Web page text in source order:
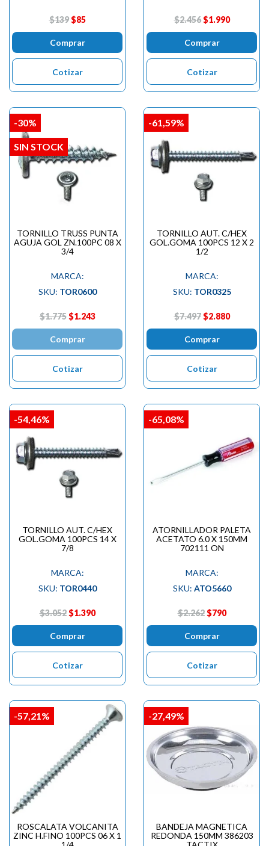
$139 $85
Comprar
Cotizar
$2.456 $1.990
Comprar
Cotizar
TORNILLO TRUSS PUNTA
AGUJA GOL ZN.100PC 08 X
3/4
MARCA:
SKU: TOR0600
$1.775 $1.243
Comprar
Cotizar
-30%
SIN STOCK
TORNILLO AUT. C/HEX
GOL.GOMA 100PCS 12 X 2
1/2
MARCA:
SKU: TOR0325
$7.497 $2.880
Comprar
Cotizar
-61,59%
TORNILLO AUT. C/HEX
GOL.GOMA 100PCS 14 X
7/8
MARCA:
SKU: TOR0440
$3.052 $1.390
Comprar
Cotizar
-54,46%
ATORNILLADOR PALETA
ACETATO 6.0 X 150MM
702111 ON
MARCA:
SKU: ATO5660
$2.262 $790
Comprar
Cotizar
-65,08%
ROSCALATA VOLCANITA
ZINC H.FINO 100PCS 06 X 1
-57,21%
BANDEJA MAGNETICA
REDONDA 150MM 386203
-27,49%